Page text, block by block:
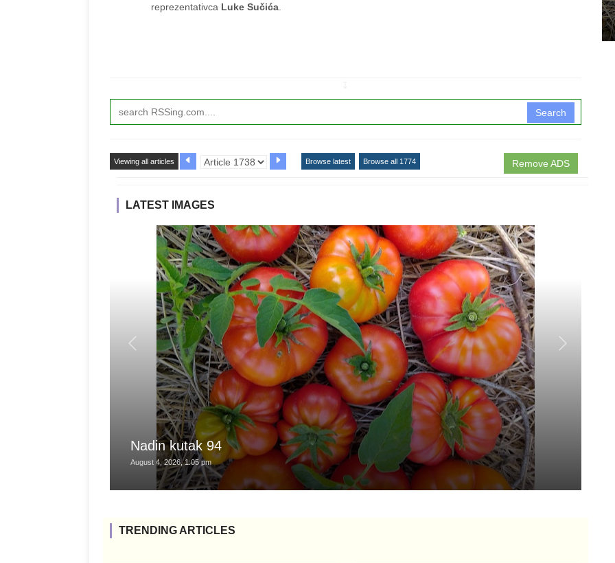
reprezentativca Luke Sučića
Search
Remove ADS
Viewing all articles Browse latest Browse all 1774
LATEST IMAGES
Nadin kutak 94
August 4, 2026, 1:05 pm
TRENDING ARTICLES